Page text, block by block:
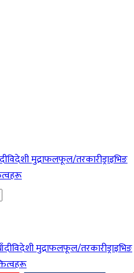
विदेशी मुद्राफलफूल/तरकारीड्राइभिङ
विदेशी मुद्राफलफूल/तरकारीड्राइभिङ